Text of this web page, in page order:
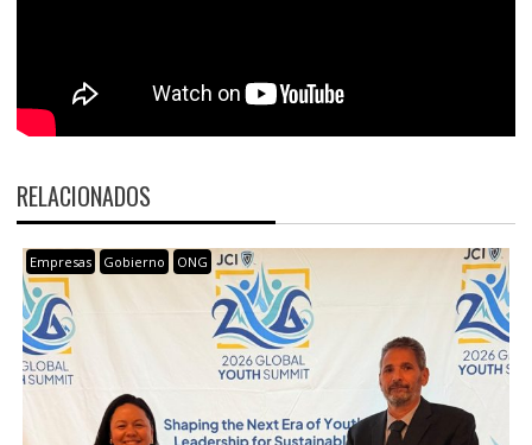
RELACIONADOS
Empresas Gobierno ONG